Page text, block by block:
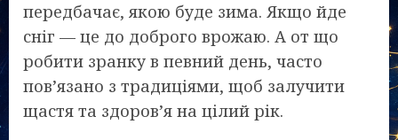
передбачає, якою буде зима. Якщо йде
сніг — це до доброго врожаю. А от що
робити зранку в певний день, часто
пов’язано з традиціями, щоб залучити
щастя та здоров’я на цілий рік.